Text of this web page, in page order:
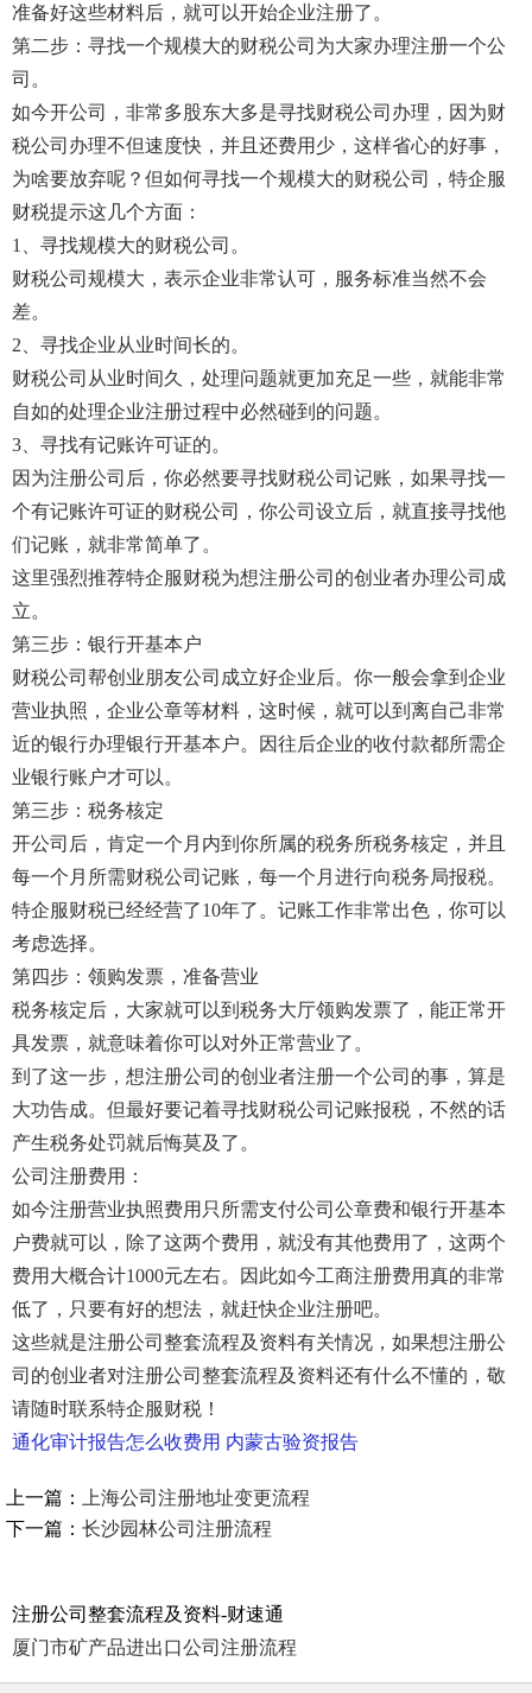
准备好这些材料后，就可以开始企业注册了。
第二步：寻找一个规模大的财税公司为大家办理注册一个公
司。
如今开公司，非常多股东大多是寻找财税公司办理，因为财
税公司办理不但速度快，并且还费用少，这样省心的好事，
为啥要放弃呢？但如何寻找一个规模大的财税公司，特企服
财税提示这几个方面：
1、寻找规模大的财税公司。
财税公司规模大，表示企业非常认可，服务标准当然不会
差。
2、寻找企业从业时间长的。
财税公司从业时间久，处理问题就更加充足一些，就能非常
自如的处理企业注册过程中必然碰到的问题。
3、寻找有记账许可证的。
因为注册公司后，你必然要寻找财税公司记账，如果寻找一
个有记账许可证的财税公司，你公司设立后，就直接寻找他
们记账，就非常简单了。
这里强烈推荐特企服财税为想注册公司的创业者办理公司成
立。
第三步：银行开基本户
财税公司帮创业朋友公司成立好企业后。你一般会拿到企业
营业执照，企业公章等材料，这时候，就可以到离自己非常
近的银行办理银行开基本户。因往后企业的收付款都所需企
业银行账户才可以。
第三步：税务核定
开公司后，肯定一个月内到你所属的税务所税务核定，并且
每一个月所需财税公司记账，每一个月进行向税务局报税。
特企服财税已经经营了10年了。记账工作非常出色，你可以
考虑选择。
第四步：领购发票，准备营业
税务核定后，大家就可以到税务大厅领购发票了，能正常开
具发票，就意味着你可以对外正常营业了。
到了这一步，想注册公司的创业者注册一个公司的事，算是
大功告成。但最好要记着寻找财税公司记账报税，不然的话
产生税务处罚就后悔莫及了。
公司注册费用：
如今注册营业执照费用只所需支付公司公章费和银行开基本
户费就可以，除了这两个费用，就没有其他费用了，这两个
费用大概合计1000元左右。因此如今工商注册费用真的非常
低了，只要有好的想法，就赶快企业注册吧。
这些就是注册公司整套流程及资料有关情况，如果想注册公
司的创业者对注册公司整套流程及资料还有什么不懂的，敬
请随时联系特企服财税！
通化审计报告怎么收费用 内蒙古验资报告
上一篇：
上海公司注册地址变更流程
下一篇： 长沙园林公司注册流程
注册公司整套流程及资料-财速通
厦门市矿产品进出口公司注册流程